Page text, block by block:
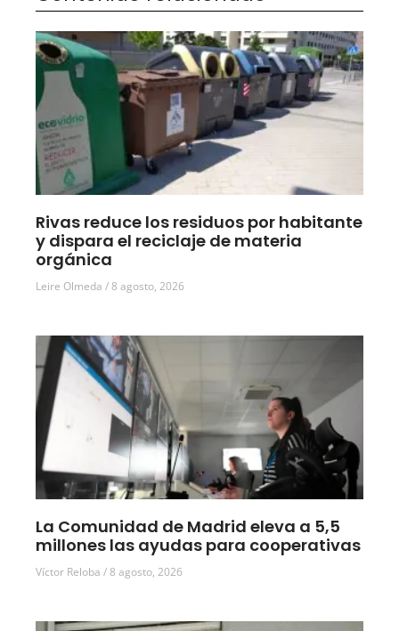
Rivas reduce los residuos por habitante
y dispara el reciclaje de materia
orgánica
Leire Olmeda 8 agosto, 2026
La Comunidad de Madrid eleva a 5,5
millones las ayudas para cooperativas
Víctor Reloba 8 agosto, 2026